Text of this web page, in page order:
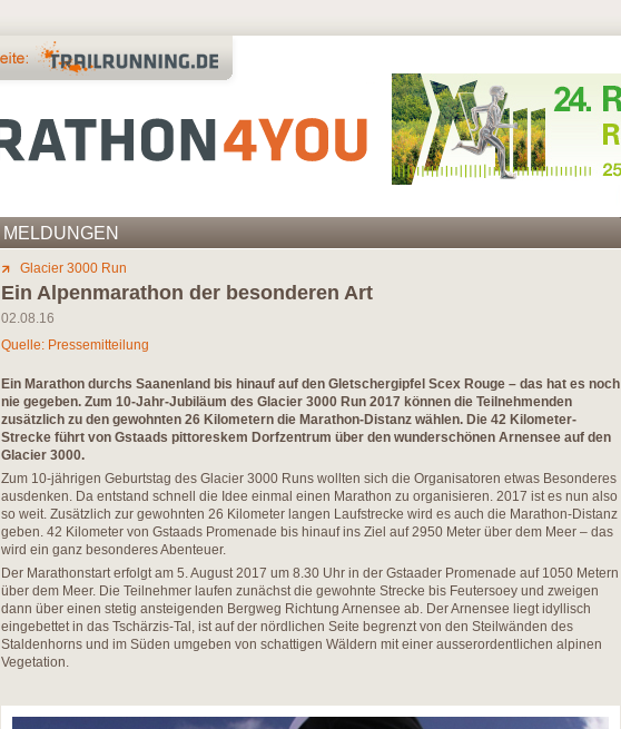
MELDUNGEN
Glacier 3000 Run
Ein Alpenmarathon der besonderen Art
02.08.16
Quelle: Pressemitteilung
Ein Marathon durchs Saanenland bis hinauf auf den Gletschergipfel Scex Rouge – das hat es noch
nie gegeben. Zum 10-Jahr-Jubiläum des Glacier 3000 Run 2017 können die Teilnehmenden
zusätzlich zu den gewohnten 26 Kilometern die Marathon-Distanz wählen. Die 42 Kilometer-
Strecke führt von Gstaads pittoreskem Dorfzentrum über den wunderschönen Arnensee auf den
Glacier 3000.
Zum 10-jährigen Geburtstag des Glacier 3000 Runs wollten sich die Organisatoren etwas Besonderes
ausdenken. Da entstand schnell die Idee einmal einen Marathon zu organisieren. 2017 ist es nun also
so weit. Zusätzlich zur gewohnten 26 Kilometer langen Laufstrecke wird es auch die Marathon-Distanz
geben. 42 Kilometer von Gstaads Promenade bis hinauf ins Ziel auf 2950 Meter über dem Meer – das
wird ein ganz besonderes Abenteuer.
Der Marathonstart erfolgt am 5. August 2017 um 8.30 Uhr in der Gstaader Promenade auf 1050 Metern
über dem Meer. Die Teilnehmer laufen zunächst die gewohnte Strecke bis Feutersoey und zweigen
dann über einen stetig ansteigenden Bergweg Richtung Arnensee ab. Der Arnensee liegt idyllisch
eingebettet in das Tschärzis-Tal, ist auf der nördlichen Seite begrenzt von den Steilwänden des
Staldenhorns und im Süden umgeben von schattigen Wäldern mit einer ausserordentlichen alpinen
Vegetation.